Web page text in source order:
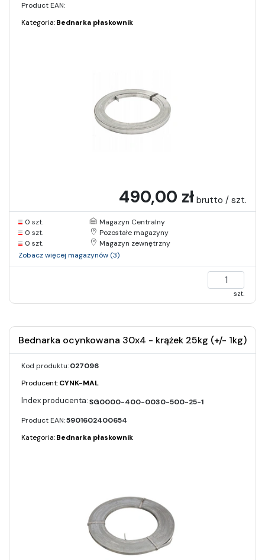
Product EAN:
Kategoria:Bednarka płaskownik
490,00 zł brutto / szt.
0 szt.
Magazyn Centralny
0 szt.
Pozostałe magazyny
0 szt.
Magazyn zewnętrzny
Zobacz więcej magazynów (3)
szt.
Bednarka ocynkowana 30x4 - krążek 25kg (+/- 1kg)
Kod produktu:027096
Producent:CYNK-MAL
SG0000-400-0030-500-25-1
Product EAN:5901602400654
Kategoria:Bednarka płaskownik